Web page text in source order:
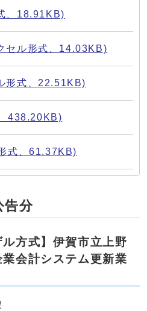
、18.91KB)
セル形式、14.03KB)
形式、22.51KB)
438.20KB)
式、61.37KB)
告分
ル方式】伊賀市立上野
会計システム更新業